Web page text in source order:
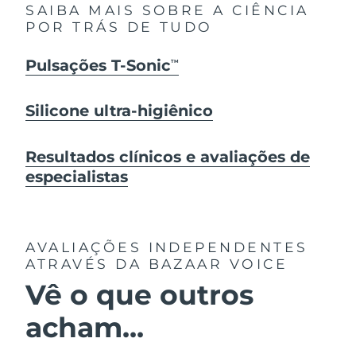
SAIBA MAIS SOBRE A CIÊNCIA
POR TRÁS DE TUDO
Pulsações T-SonicTM
Silicone ultra-higiênico
Resultados clínicos e avaliações de
especialistas
AVALIAÇÕES INDEPENDENTES
ATRAVÉS DA BAZAAR VOICE
Vê o que outros
acham...